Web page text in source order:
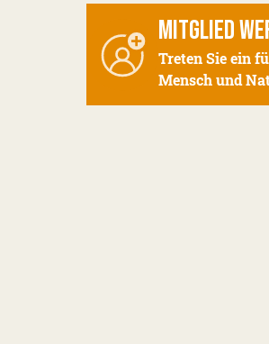
MITGLIED
Treten Sie ein
Mensch und